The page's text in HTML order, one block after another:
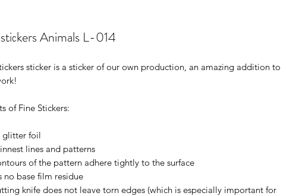
Animals L-014
sticker is a sticker of our own production, an amazing addition to
of Fine Stickers:
glitter foil
lines and patterns
of the pattern adhere tightly to the surface
no base film residue
knife does not leave torn edges (which is especially important for